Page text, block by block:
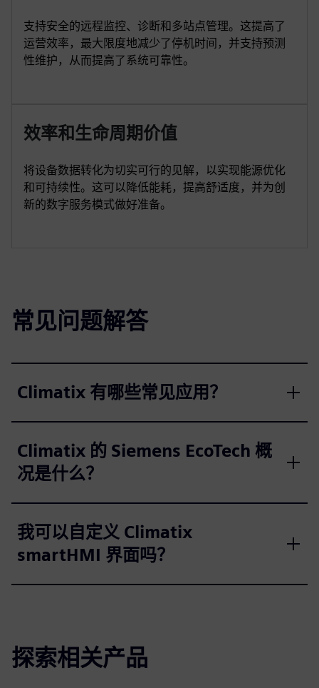
支持安全的远程监控、诊断和多站点管理。这提高了
运营效率，最大限度地减少了停机时间，并支持预测
性维护，从而提高了系统可靠性。
效率和生命周期价值
将设备数据转化为切实可行的见解，以实现能源优化
和可持续性。这可以降低能耗，提高舒适度，并为创
新的数字服务模式做好准备。
常见问题解答
Climatix 有哪些常见应用？
Climatix 的 Siemens EcoTech 概
况是什么？
我可以自定义 Climatix
smartHMI 界面吗？
探索相关产品